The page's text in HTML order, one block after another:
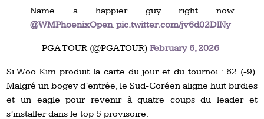
Name a happier guy right now
@WMPhoenixOpen.pic.twitter.com/jv6d02DlNy
— PGA TOUR (@PGATOUR)February 6, 2026
Si Woo Kim produit la carte du jour et du tournoi : 62 (-9).
Malgré un bogey d’entrée, le Sud-Coréen aligne huit birdies
et un eagle pour revenir à quatre coups du leader et
s’installer dans le top 5 provisoire.